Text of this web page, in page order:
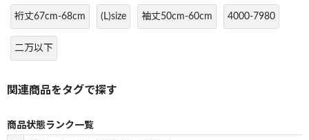
裄丈67cm-68cm (L)size 袖丈50cm-60cm 4000-7980
二万以下
商品状態ランク一覧